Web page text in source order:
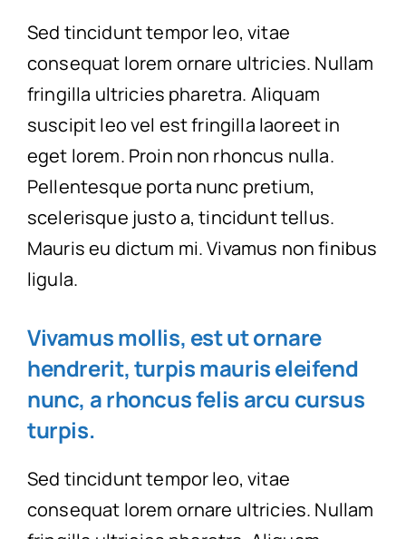
Sed tincidunt tempor leo, vitae
consequat lorem ornare ultricies. Nullam
fringilla ultricies pharetra. Aliquam
suscipit leo vel est fringilla laoreet in
eget lorem. Proin non rhoncus nulla.
Pellentesque porta nunc pretium,
scelerisque justo a, tincidunt tellus.
Mauris eu dictum mi. Vivamus non finibus
ligula.
Vivamus mollis, est ut ornare
hendrerit, turpis mauris eleifend
nunc, a rhoncus felis arcu cursus
turpis.
Sed tincidunt tempor leo, vitae
consequat lorem ornare ultricies. Nullam